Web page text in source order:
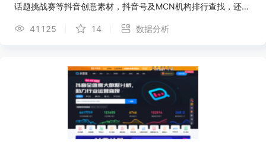
话题挑战赛等抖音创意素材，抖音号及MCN机构排行查找，还提
商品、品牌营销等全面的短视频在线数据服务,助力达人运营，
41125 14 数据分析